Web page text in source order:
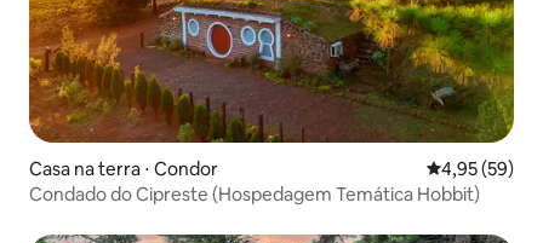
Casa na terra ⋅ Condor 4,95 de uma
4,95 (59)
Condado do Cipreste (Hospedagem Temática Hobbit)